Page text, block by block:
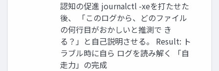
認知の促進 journalctl -xeを打たせた
後、 「このログから、どのファイル
の何行目がおかしいと推測で き
る？」と自己説明させる。 Result: ト
ラブル時に自ら ログを読み解く 「自
走力」の完成